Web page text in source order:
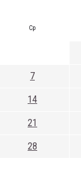
Ср
7
14
21
28